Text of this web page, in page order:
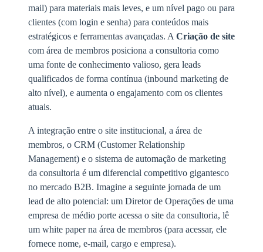
mail) para materiais mais leves, e um nível pago ou para
clientes (com login e senha) para conteúdos mais
estratégicos e ferramentas avançadas. A Criação de site
com área de membros posiciona a consultoria como
uma fonte de conhecimento valioso, gera leads
qualificados de forma contínua (inbound marketing de
alto nível), e aumenta o engajamento com os clientes
atuais.
A integração entre o site institucional, a área de
membros, o CRM (Customer Relationship
Management) e o sistema de automação de marketing
da consultoria é um diferencial competitivo gigantesco
no mercado B2B. Imagine a seguinte jornada de um
lead de alto potencial: um Diretor de Operações de uma
empresa de médio porte acessa o site da consultoria, lê
um white paper na área de membros (para acessar, ele
fornece nome, e-mail, cargo e empresa).